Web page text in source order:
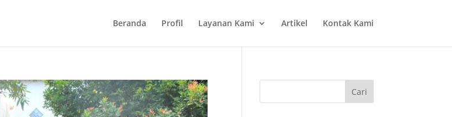
Beranda Profil Layanan Kami Artikel Kontak Kami
Cari